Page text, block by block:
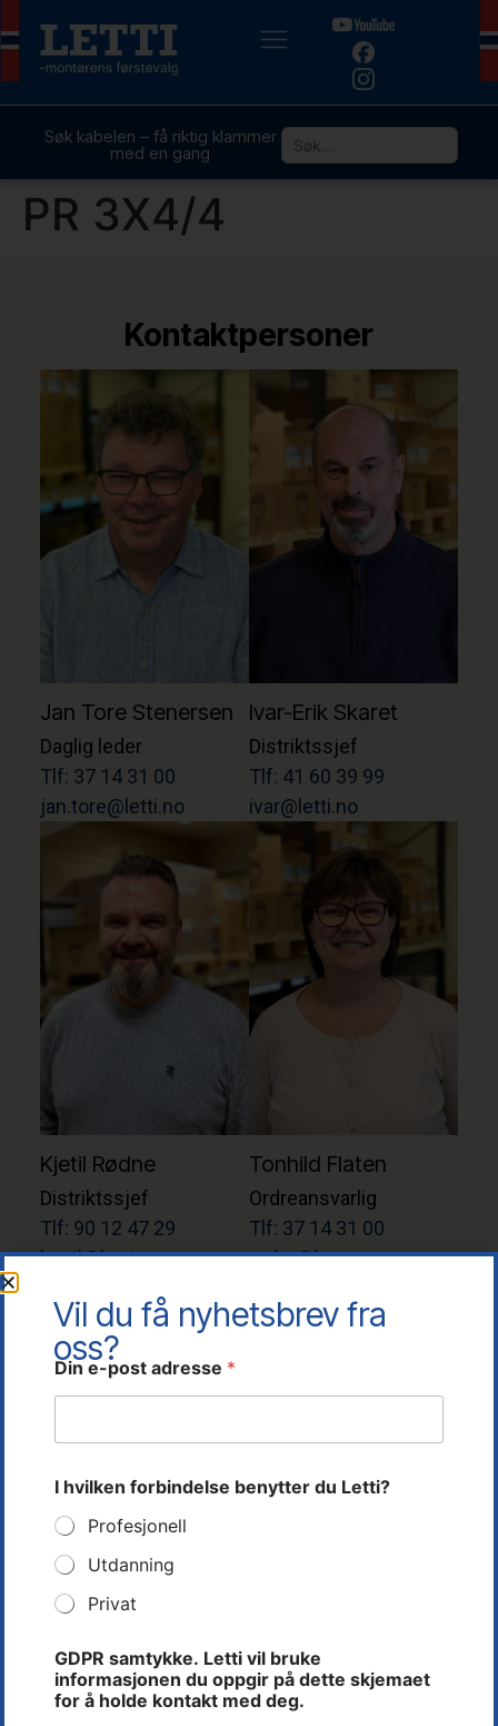
Søk kabelen – få riktig klammer
med en gang
PR 3X4/4
Kontaktpersoner
Jan Tore Stenersen
Daglig leder
Tlf: 37 14 31 00
jan.tore@letti.no
Ivar-Erik Skaret
Distriktssjef
Tlf: 41 60 39 99
ivar@letti.no
Kjetil Rødne
Distriktssjef
Tlf: 90 12 47 29
kjetil@letti.no
Tonhild Flaten
Ordreansvarlig
Tlf: 37 14 31 00
ordre@letti.no
Rune Dalen
Teknisk Leder
Tlf: 37 14 31 00
rune@letti.no
Vil du få nyhetsbrev fra
oss?
Din e-post adresse *
p
p
g
i
r
p
å
u
I hvilken forbindelse benytter du Letti?
Profesjonell
Utdanning
Privat
GDPR samtykke. Letti vil bruke
informasjonen du oppgir på dette skjemaet
for å holde kontakt med deg.